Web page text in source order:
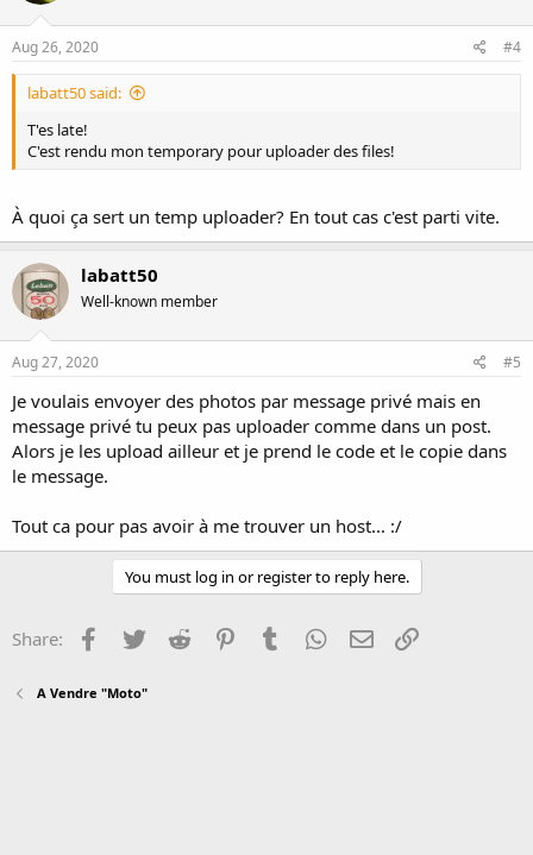
Aug 26, 2020 #4
labatt50 said:
T'es late!
C'est rendu mon temporary pour uploader des files!
À quoi ça sert un temp uploader? En tout cas c'est parti vite.
labatt50
Well-known member
Aug 27, 2020 #5
Je voulais envoyer des photos par message privé mais en
message privé tu peux pas uploader comme dans un post.
Alors je les upload ailleur et je prend le code et le copie dans
le message.
Tout ca pour pas avoir à me trouver un host... :/
You must log in or register to reply here.
Share: Facebook
Twitter Reddit PinterestTumblr WhatsApp
Email
A Vendre "Moto"